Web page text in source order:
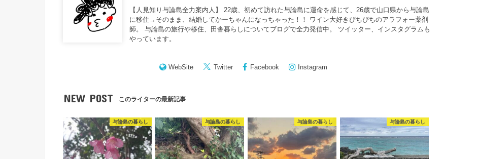
【人見知り与論島全力案内人】 22歳、初めて訪れた与論島に運命を感じて、26歳で山口県から与論島
に移住→そのまま、結婚してかーちゃんになっちゃった！！ ワイン大好きぴちぴちのアラフォー薬剤
師。 与論島の旅行や移住、田舎暮らしについてブログで全力発信中。 ツイッター、インスタグラムも
やっています。
WebSite Twitter Facebook Instagram
NEW POST このライターの最新記事
与論島の暮らし 与論島の暮らし 与論島の暮らし 与論島の暮らし